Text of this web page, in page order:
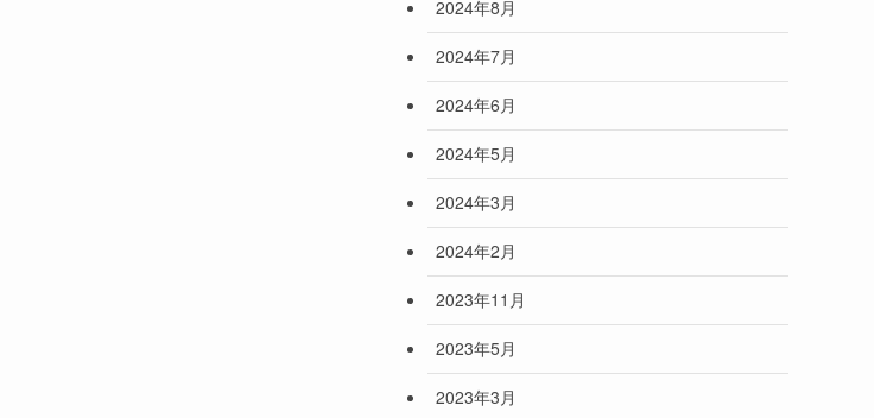
2024年8月
2024年7月
2024年6月
2024年5月
2024年3月
2024年2月
2023年11月
2023年5月
2023年3月